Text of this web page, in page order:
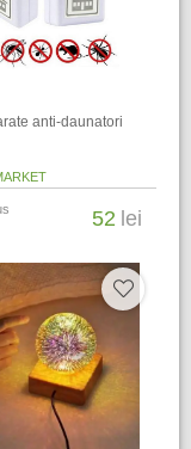
anti-daunatori
52 lei